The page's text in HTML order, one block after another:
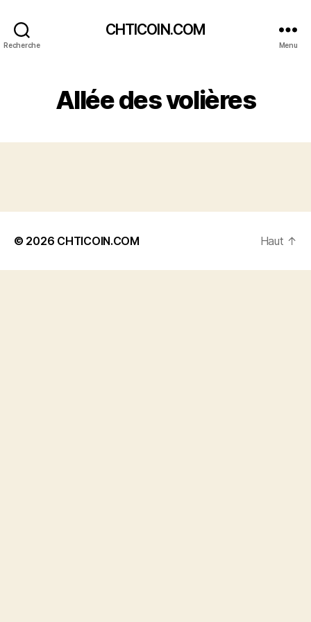
Recherche
CHTICOIN.COM
Menu
Allée des volières
© 2026 CHTICOIN.COM Haut ↑